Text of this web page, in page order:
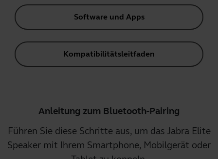
Software und Apps
Kompatibilitätsleitfaden
Anleitung zum Bluetooth-Pairing
Führen Sie diese Schritte aus, um das Jabra Elite
Speaker mit Ihrem Smartphone, Mobilgerät oder